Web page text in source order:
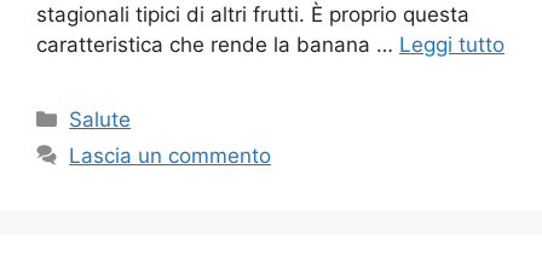
stagionali tipici di altri frutti. È proprio questa
caratteristica che rende la banana … Leggi tutto
Categorie
Salute
Lascia un commento